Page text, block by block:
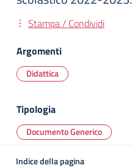
Stampa / Condividi
Argomenti
Didattica
Tipologia
Documento Generico
Indice della pagina